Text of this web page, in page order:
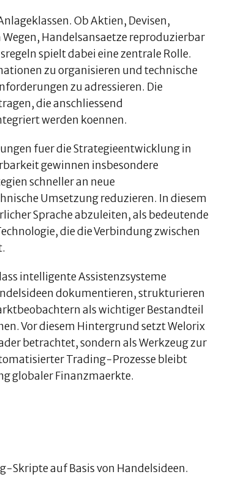
Ob Aktien, Devisen,
Handelsansaetze reproduzierbar
spielt dabei eine zentrale Rolle.
zu organisieren und technische
zu adressieren. Die
die anschliessend
werden koennen.
fuer die Strategieentwicklung in
gewinnen insbesondere
schneller an neue
Umsetzung reduzieren. In diesem
Sprache abzuleiten, als bedeutende
die die Verbindung zwischen
intelligente Assistenzsysteme
dokumentieren, strukturieren
als wichtiger Bestandteil
Vor diesem Hintergrund setzt Welorix
betrachtet, sondern als Werkzeug zur
Trading-Prozesse bleibt
globaler Finanzmaerkte.
Skripte auf Basis von Handelsideen.